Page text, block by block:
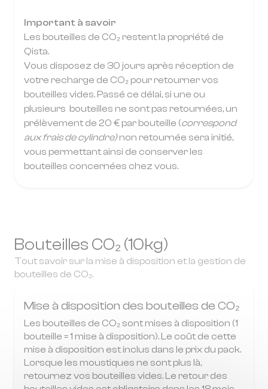
Important à savoir
Les bouteilles de CO₂ restent la propriété de
Qista.
Vous disposez de 30 jours après réception de
votre recharge de CO₂ pour retourner vos
bouteilles vides. Passé ce délai, si une ou
plusieurs bouteilles ne sont pas retournées, un
prélèvement de 20 € par bouteille (correspond
aux frais de cylindre)non retournée sera initié,
vous permettant ainsi de conserver les
bouteilles concernées chez vous.
Bouteilles CO₂ (10kg)
Tout savoir sur la mise à disposition et la gestion de
bouteilles de CO₂.
Mise à disposition des bouteilles de CO₂
Les bouteilles de CO₂ sont mises à disposition (1
bouteille = 1 mise à disposition). Le coût de cette
mise à disposition est inclus dans le prix du pack.
Lorsque les moustiques ne sont plus là,
retournez vos bouteilles vides. Le retour des